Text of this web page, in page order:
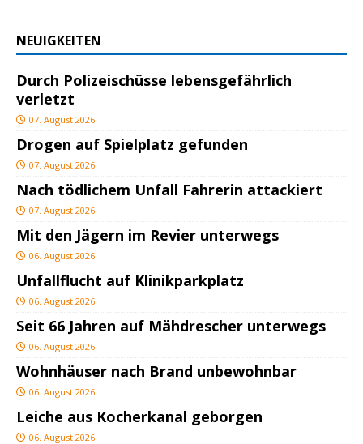
NEUIGKEITEN
Durch Polizeischüsse lebensgefährlich
verletzt
07. August 2026
Drogen auf Spielplatz gefunden
07. August 2026
Nach tödlichem Unfall Fahrerin attackiert
07. August 2026
Mit den Jägern im Revier unterwegs
06. August 2026
Unfallflucht auf Klinikparkplatz
06. August 2026
Seit 66 Jahren auf Mähdrescher unterwegs
06. August 2026
Wohnhäuser nach Brand unbewohnbar
06. August 2026
Leiche aus Kocherkanal geborgen
06. August 2026